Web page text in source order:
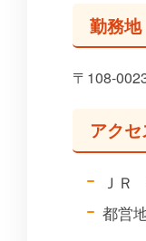
勤務地
〒108-
アクセ
Ｊ
都営